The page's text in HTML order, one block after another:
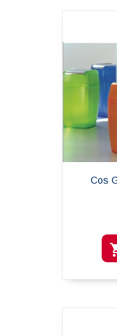
Cos